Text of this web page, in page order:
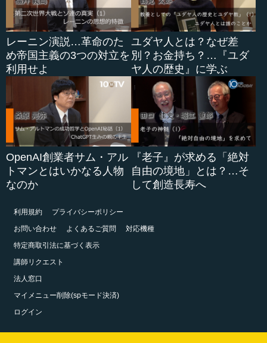
レーニン演説…革命のた
め帝国主義の3つの対立を
利用せよ
ユダヤ人とは？なぜ差
別？お金持ち？…『ユダ
ヤ人の歴史』に学ぶ
OpenAI創業者サム・アル
トマンとはいかなる人物
なのか
『老子』が求める「絶対
自由の境地」とは？…そ
して創造長寿へ
利用規約
プライバシーポリシー
お問い合わせ
よくあるご質問
対応機種
特定商取引法に基づく表示
講師リクエスト
法人窓口
マイメニュー削除(spモード決済)
ログイン